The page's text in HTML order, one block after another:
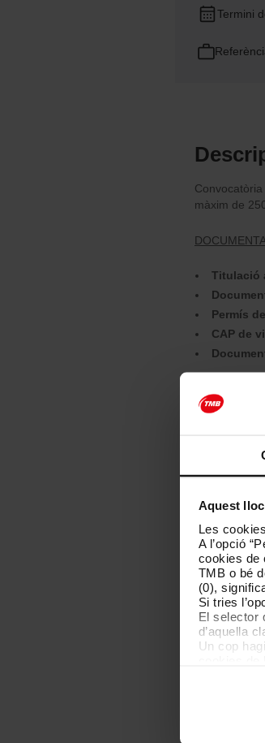
Aquest
Les
A l’opció
cookies de
TMB o bé
(0),
Si tries
El selector
d’aquella
Un cop
perquè
començar
Termini
màxim de
Titulació
Permís
CAP de
Bases
Consulta